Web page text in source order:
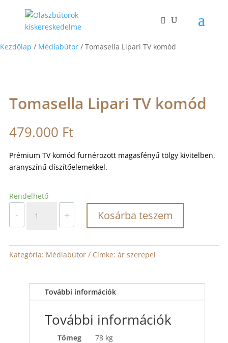
Kezdőlap / Médiabútor / Tomasella Lipari TV komód
Tomasella Lipari TV komód
479.000 Ft
Prémium TV komód furnérozott magasfényű tölgy kivitelben,
aranyszínű díszítőelemekkel.
Rendelhető
-
Lipari
mennyiség
+ Kosárba teszem
Kategória: Médiabútor Címke: ár szerepel
További információk
További információk
Tömeg
78 kg